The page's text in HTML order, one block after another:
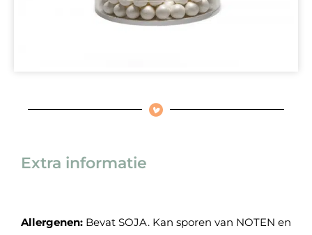
Extra informatie
Allergenen: Bevat SOJA. Kan sporen van NOTEN en